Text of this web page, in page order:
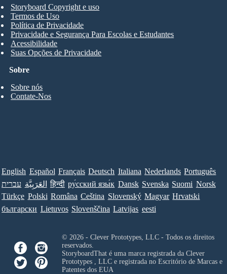
Sobre
Sobre nós
Contate-Nos
Storyboard Copyright e uso
Termos de Uso
Política de Privacidade
Privacidade e Segurança Para Escolas e Estudantes
Acessibilidade
Suas Opções de Privacidade
English Español Français Deutsch Italiana Nederlands Português
עברית العَرَبِيَّة हिन्दी ру́сский язы́к Dansk Svenska Suomi Norsk
Türkçe Polski Româna Ceština Slovenský Magyar Hrvatski
български Lietuvos Slovenščina Latvijas eesti
© 2026 - Clever Prototypes, LLC - Todos os direitos
reservados.
StoryboardThat é uma marca registrada da Clever
Prototypes , LLCe registrada no Escritório de Marcas e
Patentes dos EUA